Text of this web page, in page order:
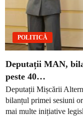
POLITICĂ
Deputații MAN,
peste 40…
Deputații Mișcării
bilanțul primei sesiuni
mai multe inițiative